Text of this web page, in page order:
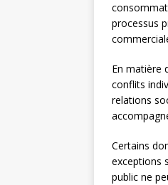
processus
En matière
conflits
relations
Certains
exceptions
public ne